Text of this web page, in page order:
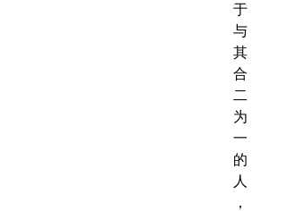
于
与
其
合
二
为
一
的
人
，